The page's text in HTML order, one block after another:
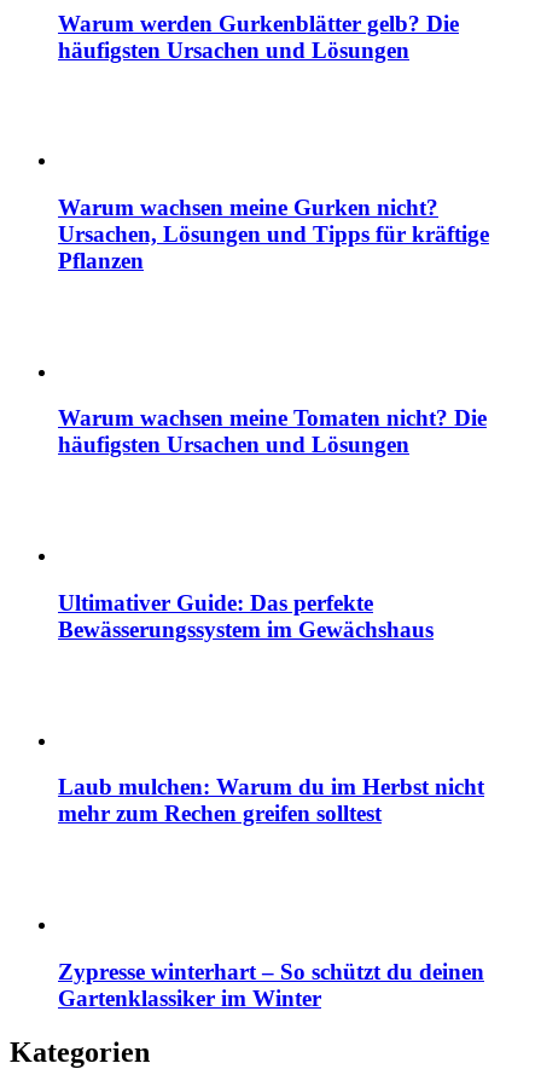
Warum werden Gurkenblätter gelb? Die
häufigsten Ursachen und Lösungen
Warum wachsen meine Gurken nicht?
Ursachen, Lösungen und Tipps für kräftige
Pflanzen
Warum wachsen meine Tomaten nicht? Die
häufigsten Ursachen und Lösungen
Ultimativer Guide: Das perfekte
Bewässerungssystem im Gewächshaus
Laub mulchen: Warum du im Herbst nicht
mehr zum Rechen greifen solltest
Zypresse winterhart – So schützt du deinen
Gartenklassiker im Winter
Kategorien